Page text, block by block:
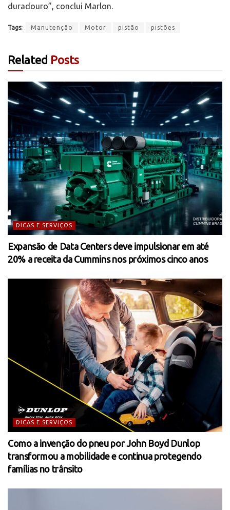
duradouro”, conclui Marlon.
Tags: Manutenção Motor pistão pistões
Related Posts
DICAS E SERVIÇOS
Expansão de Data Centers deve impulsionar em até
20% a receita da Cummins nos próximos cinco anos
DICAS E SERVIÇOS
Como a invenção do pneu por John Boyd Dunlop
transformou a mobilidade e continua protegendo
famílias no trânsito